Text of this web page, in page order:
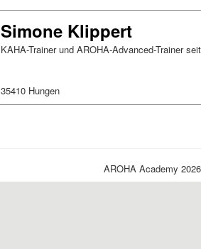
Simone Klippert
KAHA-Trainer und AROHA-Advanced-Trainer
35410 Hungen
AROHA Academy